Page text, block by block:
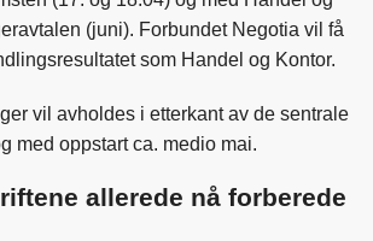
k
(juni). Forbundet Negotia vil få
som Handel og Kontor.
vil avholdes i etterkant av de sentrale
med oppstart ca. medio mai.
allerede nå forberede